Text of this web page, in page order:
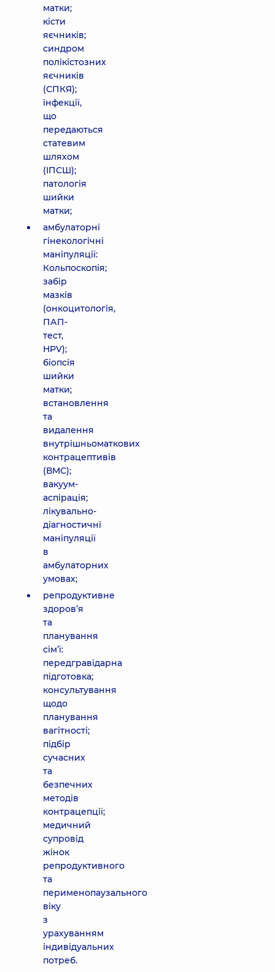
матки;
кісти
яєчників;
синдром
полікістозних
яєчників
(СПКЯ);
інфекції,
що
передаються
статевим
шляхом
(ІПСШ);
патологія
шийки
матки;
амбулаторні
гінекологічні
маніпуляції:
Кольпоскопія;
забір
мазків
(онкоцитологія,
ПАП-
тест,
HPV);
біопсія
шийки
матки;
встановлення
та
видалення
внутрішньоматкових
контрацептивів
(ВМС);
вакуум-
аспірація;
лікувально-
діагностичні
маніпуляції
в
амбулаторних
умовах;
репродуктивне
здоров’я
та
планування
сім’ї:
передгравідарна
підготовка;
консультування
щодо
планування
вагітності;
підбір
сучасних
та
безпечних
методів
контрацепції;
медичний
супровід
жінок
репродуктивного
та
перименопаузального
віку
з
урахуванням
індивідуальних
потреб.